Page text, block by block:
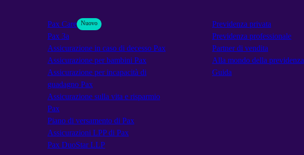
Pax Care Nuovo
Pax 3a
Assicurazione in caso di decesso Pax
Assicurazione per bambini Pax
Assicurazione per incapacità di
guadagno Pax
Assicurazione sulla vita e risparmio
Pax
Piano di versamento di Pax
Assicurazioni LPP di Pax
Pax DuoStar LLP
Previdenza privata
Previdenza professionale
Partner di vendita
Alla mondo della previdenza
Guida